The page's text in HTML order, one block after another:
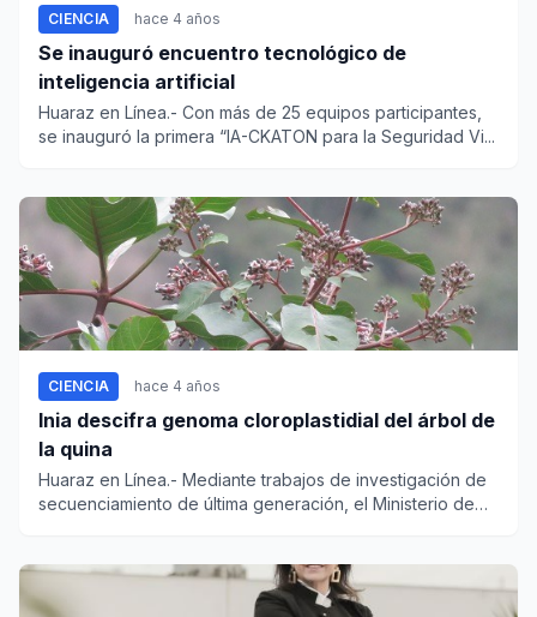
CIENCIA hace 4 años
Se inauguró encuentro tecnológico de
inteligencia artificial
Huaraz en Línea.- Con más de 25 equipos participantes,
se inauguró la primera “IA-CKATON para la Seguridad Vi...
CIENCIA hace 4 años
Inia descifra genoma cloroplastidial del árbol de
la quina
Huaraz en Línea.- Mediante trabajos de investigación de
secuenciamiento de última generación, el Ministerio de